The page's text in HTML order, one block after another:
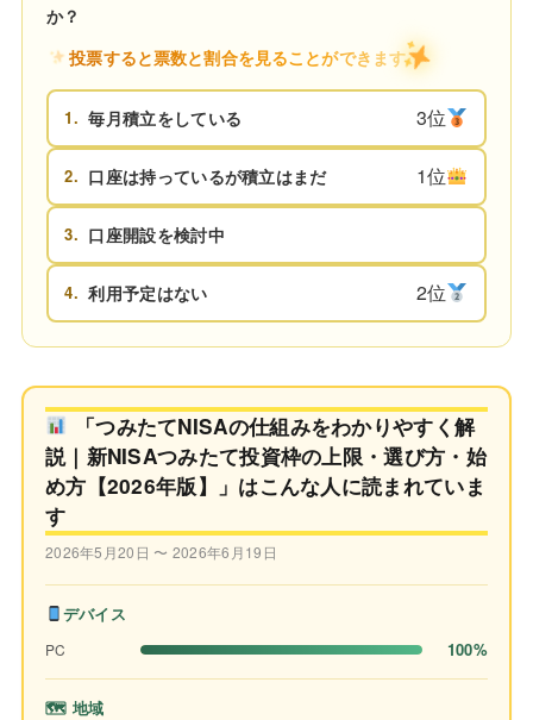
か？
投票すると票数と割合を見ることができます
1. 毎月積立をしている 3位
2. 口座は持っているが積立はまだ 1位
3. 口座開設を検討中
4. 利用予定はない 2位
「つみたてNISAの仕組みをわかりやすく解
説｜新NISAつみたて投資枠の上限・選び方・始
め方【2026年版】」はこんな人に読まれていま
す
2026年5月20日 〜 2026年6月19日
デバイス
PC 100%
🗺 地域